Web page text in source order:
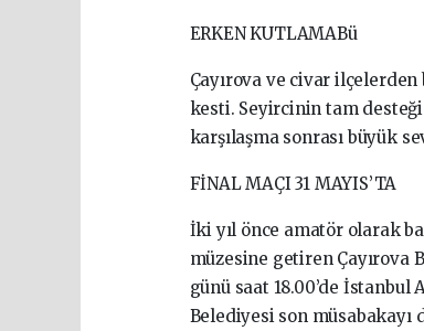
ERKEN KUTLAMABü
Çayırova ve civar
kesti. Seyircinin tam desteği
karşılaşma sonrası büyük
FİNAL MAÇI 31 MAYIS’TA
İki yıl önce amatör olarak
müzesine getiren Çayırova
günü saat 18.00’de İstanbul
Belediyesi son müsabakayı